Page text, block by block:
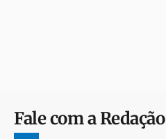
Fale com a Redação